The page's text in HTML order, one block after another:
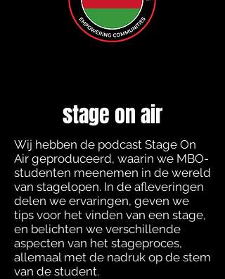
stage on air
Wij hebben de podcast Stage On
Air geproduceerd, waarin we MBO-
studenten meenemen in de wereld
van stagelopen. In de afleveringen
delen we ervaringen, geven we
tips voor het vinden van een stage,
en belichten we verschillende
aspecten van het stageproces,
allemaal met de nadruk op de stem
van de student.